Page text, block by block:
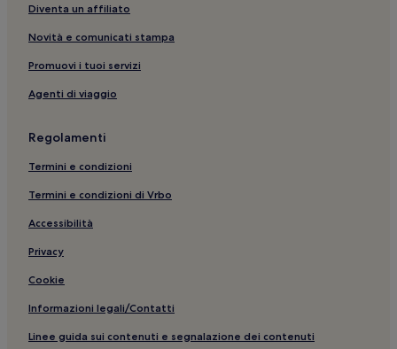
Stazione di Borghorst: hotel nelle vicinanze
Borghorst: hotel
Nienberge: hotel
Hollicher Mühle: hotel nelle vicinanze
Castello Burg Hülshoff: hotel nelle vicinanze
Emsdetten: hotel
Schoeppingen: hotel
Diventa un affiliato
Novità e comunicati stampa
Promuovi i tuoi servizi
Agenti di viaggio
Regolamenti
Termini e condizioni
Termini e condizioni di Vrbo
Accessibilità
Privacy
Cookie
Informazioni legali/Contatti
Linee guida sui contenuti e segnalazione dei contenuti